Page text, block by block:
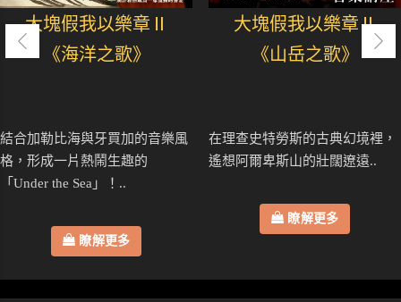
大塊假我以樂章Ⅱ
《海洋之歌》
結合加勒比海與牙買加的音樂風
格，形成一片熱鬧生趣的
「Under the Sea」！..
瞭解更多
大塊假我以樂章Ⅱ
《山岳之歌》
在理查史特勞斯的古典幻境裡，
遙想阿爾卑斯山的壯闊遼遠..
瞭解更多